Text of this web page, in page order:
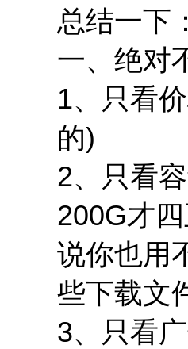
总结一下：
一、绝对
1、只看
的)
2、只看
200G才
说你也用
些下载文
3、只看